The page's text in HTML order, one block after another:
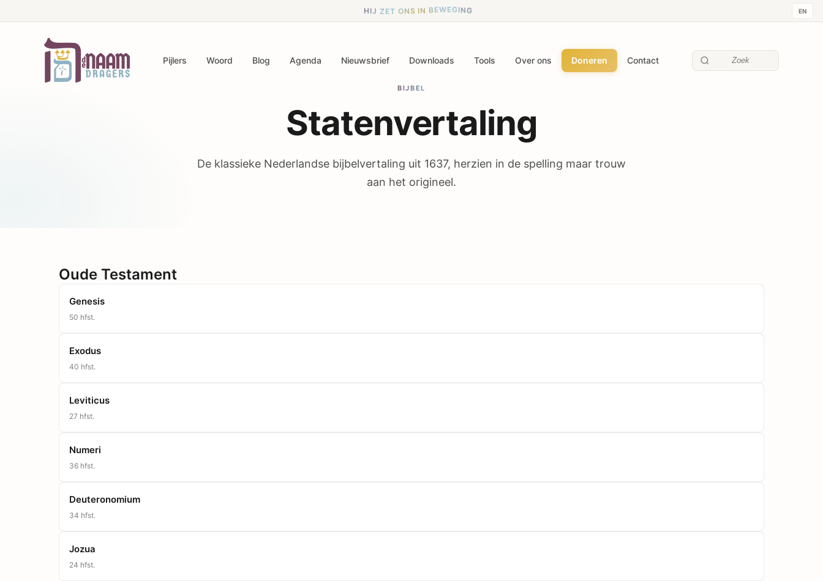
H I J Z ET ONS IN B EW EGING EN
Pijlers Woord Blog Agenda Nieuwsbrief Downloads Tools Over ons Doneren Contact Zoek
BIJBEL
Statenvertaling
De klassieke Nederlandse bijbelvertaling uit 1637, herzien in de spelling maar trouw
aan het origineel.
Oude Testament
Genesis
50 hfst.
Exodus
40 hfst.
Leviticus
27 hfst.
Numeri
36 hfst.
Deuteronomium
34 hfst.
Jozua
24 hfst.